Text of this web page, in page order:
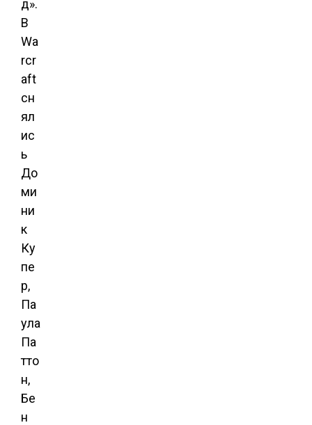
д».
В
Wa
rcr
aft
сн
ял
ис
ь
До
ми
ни
к
Ку
пе
р,
Па
ула
Па
тто
н,
Бе
н